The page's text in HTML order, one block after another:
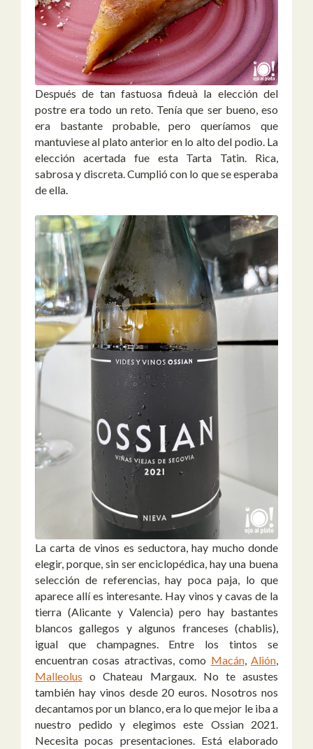
Después de tan fastuosa fideuà la elección del
postre era todo un reto. Tenía que ser bueno, eso
era bastante probable, pero queríamos que
mantuviese al plato anterior en lo alto del podio. La
elección acertada fue esta Tarta Tatin. Rica,
sabrosa y discreta. Cumplió con lo que se esperaba
de ella.
La carta de vinos es seductora, hay mucho donde
elegir, porque, sin ser enciclopédica, hay una buena
selección de referencias, hay poca paja, lo que
aparece allí es interesante. Hay vinos y cavas de la
tierra (Alicante y Valencia) pero hay bastantes
blancos gallegos y algunos franceses (chablis),
igual que champagnes. Entre los tintos se
encuentran cosas atractivas, como Macán,Alión,
Malleolus o Chateau Margaux. No te asustes
también hay vinos desde 20 euros. Nosotros nos
decantamos por un blanco, era lo que mejor le iba a
nuestro pedido y elegimos este Ossian 2021.
Necesita pocas presentaciones. Está elaborado